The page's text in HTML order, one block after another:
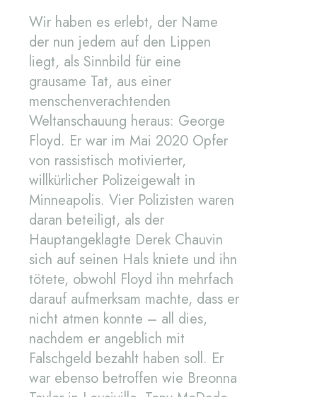
Wir haben es erlebt, der Name
der nun jedem auf den Lippen
liegt, als Sinnbild für eine
grausame Tat, aus einer
menschenverachtenden
Weltanschauung heraus: George
Floyd. Er war im Mai 2020 Opfer
von rassistisch motivierter,
willkürlicher Polizeigewalt in
Minneapolis. Vier Polizisten waren
daran beteiligt, als der
Hauptangeklagte Derek Chauvin
sich auf seinen Hals kniete und ihn
tötete, obwohl Floyd ihn mehrfach
darauf aufmerksam machte, dass er
nicht atmen konnte – all dies,
nachdem er angeblich mit
Falschgeld bezahlt haben soll. Er
war ebenso betroffen wie Breonna